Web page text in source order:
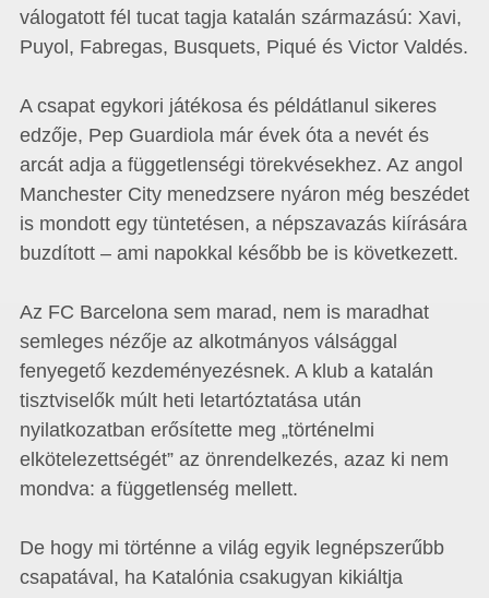
válogatott fél tucat tagja katalán származású: Xavi,
Puyol, Fabregas, Busquets, Piqué és Victor Valdés.
A csapat egykori játékosa és példátlanul sikeres
edzője, Pep Guardiola már évek óta a nevét és
arcát adja a függetlenségi törekvésekhez. Az angol
Manchester City menedzsere nyáron még beszédet
is mondott egy tüntetésen, a népszavazás kiírására
buzdított – ami napokkal később be is következett.
Az FC Barcelona sem marad, nem is maradhat
semleges nézője az alkotmányos válsággal
fenyegető kezdeményezésnek. A klub a katalán
tisztviselők múlt heti letartóztatása után
nyilatkozatban erősítette meg „történelmi
elkötelezettségét” az önrendelkezés, azaz ki nem
mondva: a függetlenség mellett.
De hogy mi történne a világ egyik legnépszerűbb
csapatával, ha Katalónia csakugyan kikiáltja